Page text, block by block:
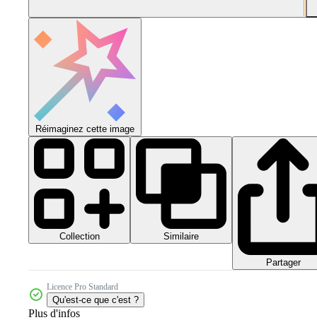
Réimaginez cette image
Collection Similaire
Partager
Licence Pro Standard
Qu'est-ce que c'est ?
Plus d'infos